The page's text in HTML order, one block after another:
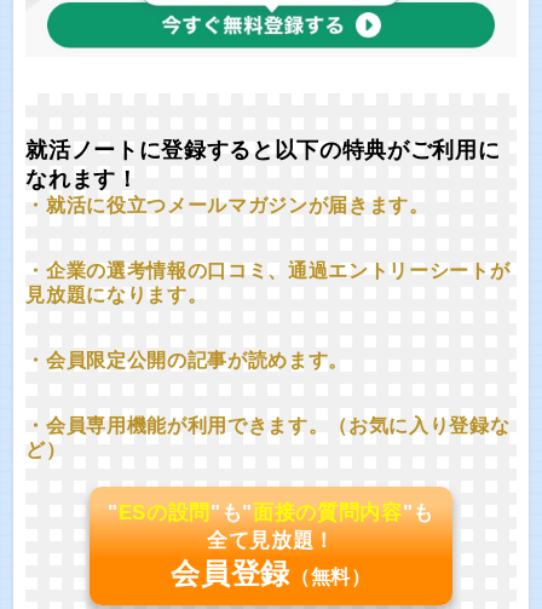
就活ノートに登録すると以下の特典がご利用に
なれます！
・就活に役立つメールマガジンが届きます。
・企業の選考情報の口コミ、通過エントリーシートが
見放題になります。
・会員限定公開の記事が読めます。
・会員専用機能が利用できます。（お気に入り登録な
ど）
"ESの設問"も"面接の質問内容"も
全て見放題！
会員登録 （無料）